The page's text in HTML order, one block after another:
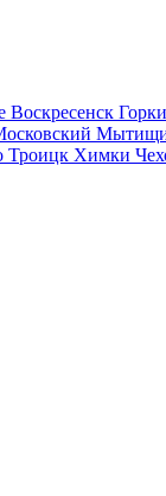
Воскресенск Горки
Троицк Химки